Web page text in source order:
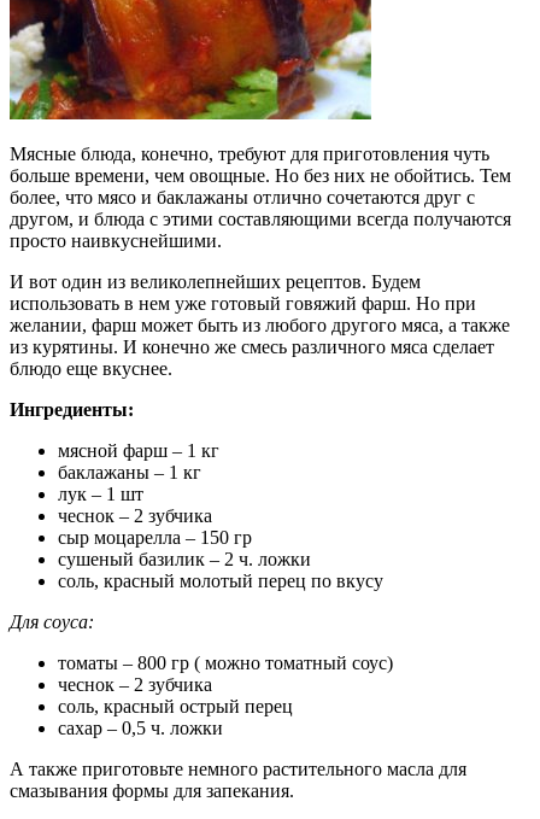
Мясные блюда, конечно, требуют для приготовления чуть
больше времени, чем овощные. Но без них не обойтись. Тем
более, что мясо и баклажаны отлично сочетаются друг с
другом, и блюда с этими составляющими всегда получаются
просто наивкуснейшими.
И вот один из великолепнейших рецептов. Будем
использовать в нем уже готовый говяжий фарш. Но при
желании, фарш может быть из любого другого мяса, а также
из курятины. И конечно же смесь различного мяса сделает
блюдо еще вкуснее.
Ингредиенты:
мясной фарш – 1 кг
баклажаны – 1 кг
лук – 1 шт
чеснок – 2 зубчика
сыр моцарелла – 150 гр
сушеный базилик – 2 ч. ложки
соль, красный молотый перец по вкусу
Для соуса:
томаты – 800 гр ( можно томатный соус)
чеснок – 2 зубчика
соль, красный острый перец
сахар – 0,5 ч. ложки
А также приготовьте немного растительного масла для
смазывания формы для запекания.